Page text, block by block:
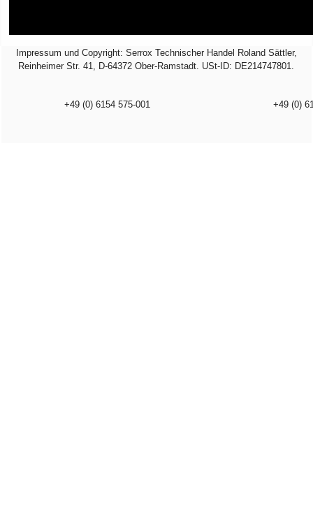
Impressum und Copyright: Serrox Technischer Handel Roland Sättler,
Reinheimer Str. 41, D-64372 Ober-Ramstadt. USt-ID: DE214747801.
+49 (0) 6154 575-001 +49 (0)